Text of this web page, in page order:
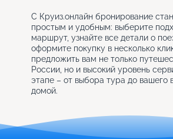
С Круиз.онлайн бронирование
простым и удобным: выберите
маршрут, узнайте все детали о
оформите покупку в несколько
предложить вам не только
России, но и высокий уровень
этапе – от выбора тура до вашего
домой.